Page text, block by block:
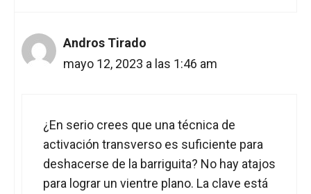
Andros Tirado
mayo 12, 2023 a las 1:46 am
¿En serio crees que una técnica de
activación transverso es suficiente para
deshacerse de la barriguita? No hay atajos
para lograr un vientre plano. La clave está